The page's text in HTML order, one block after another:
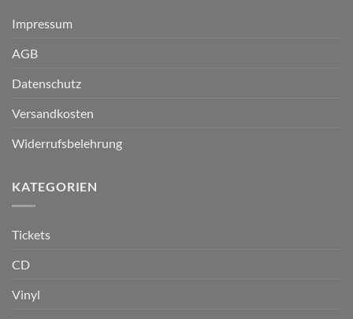
Impressum
AGB
Datenschutz
Versandkosten
Widerrufsbelehrung
KATEGORIEN
Tickets
CD
Vinyl